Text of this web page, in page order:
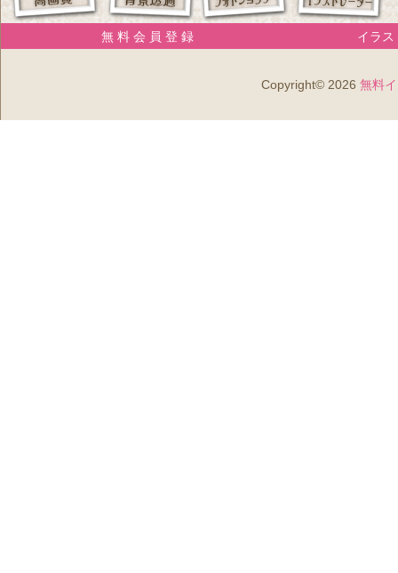
無 料 会 員 登 録 イラス
Copyright© 2026 無料